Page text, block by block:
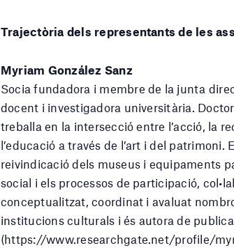
Trajectòria dels representants de les
Myriam González Sanz
Socia fundadora i membre de la junta
docent i investigadora universitària.
treballa en la intersecció entre l’acció, la
l’educació a través de l’art i del patrimoni.
reivindicació dels museus i equipaments
social i els processos de participació,
conceptualitzat, coordinat i avaluat
institucions culturals i és autora de
(https://www.researchgate.net/profile/